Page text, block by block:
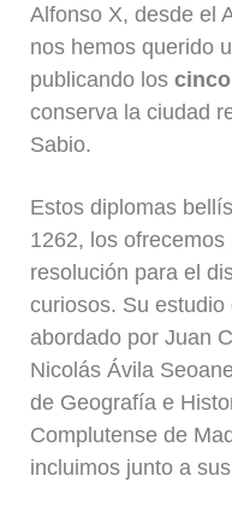
Alfonso X, desde el
nos hemos querido
publicando los
conserva la ciudad
Sabio.
Estos diplomas
1262, los
resolución para el
curiosos. Su
abordado por Juan
Nicolás Ávila
de Geografía e
Complutense de
incluimos junto a